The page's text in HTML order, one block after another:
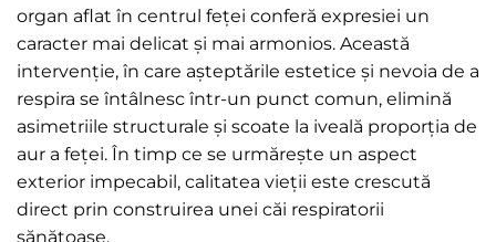
organ aflat în centrul feței conferă expresiei un
caracter mai delicat și mai armonios. Această
intervenție, în care așteptările estetice și nevoia de a
respira se întâlnesc într-un punct comun, elimină
asimetriile structurale și scoate la iveală proporția de
aur a feței. În timp ce se urmărește un aspect
exterior impecabil, calitatea vieții este crescută
direct prin construirea unei căi respiratorii
sănătoase.